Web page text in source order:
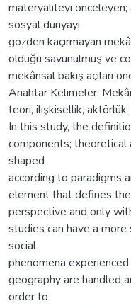
materyaliteyi
sosyal dünyayı
gözden kaçırmayan
olduğu savunulmuş ve
mekânsal bakış açıları
Anahtar Kelimeler:
teori, ilişkisellik, aktörlük
In this study, the
components;
shaped
according to paradigms
element that defines
perspective and only
studies can have a
social
phenomena
geography are handled
order to